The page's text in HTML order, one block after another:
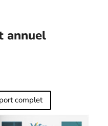
annuel
complet